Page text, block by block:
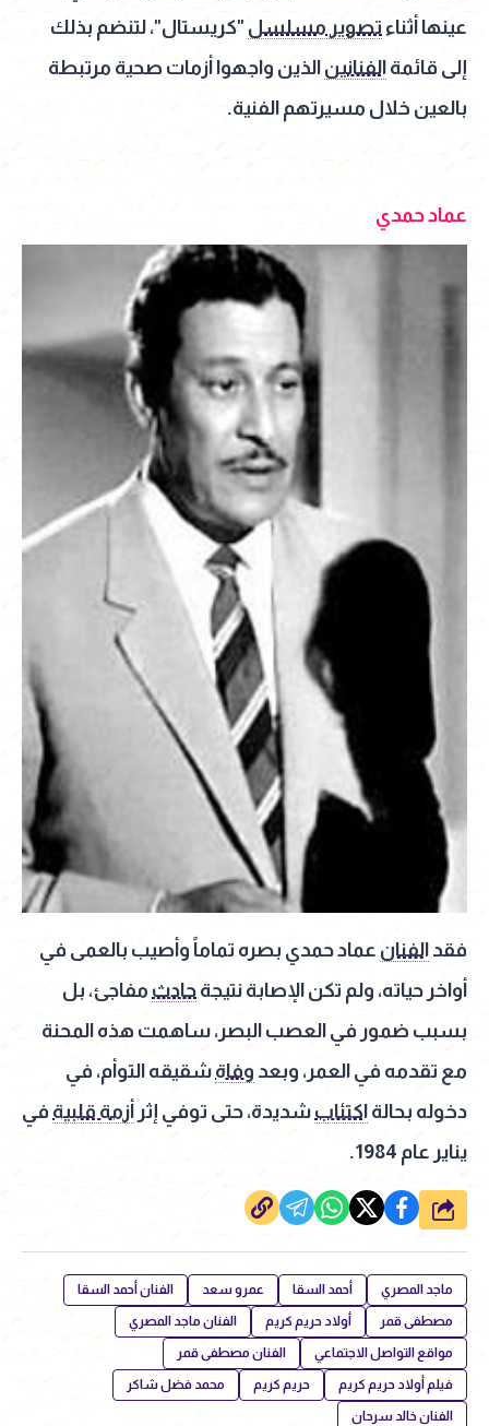
عينها أثناء تصوير مسلسل "كريستال"، لتنضم بذلك
إلى قائمة الفنانين الذين واجهوا أزمات صحية مرتبطة
بالعين خلال مسيرتهم الفنية.
عماد حمدي
فقد الفنان عماد حمدي بصره تماماً وأصيب بالعمى في
أواخر حياته، ولم تكن الإصابة نتيجة حادث مفاجئ، بل
بسبب ضمور في العصب البصر، ساهمت هذه المحنة
مع تقدمه في العمر، وبعد وفاة شقيقه التوأم، في
دخوله بحالة اكتئاب شديدة، حتى توفي إثر أزمة قلبية في
يناير عام 1984.
شارك
ماجد المصري أحمد السقا عمرو سعد الفنان أحمد السقا
مصطفى قمر أولاد حريم كريم الفنان ماجد المصري
مواقع التواصل الاجتماعي الفنان مصطفى قمر
فيلم أولاد حريم كريم حريم كريم محمد فضل شاكر
الفنان خالد سرحان